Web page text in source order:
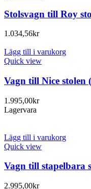
Stolsvagn till Roy
1.034,56kr
Lägg till i varukorg
Quick view
Vagn till Nice stolen
1.995,00kr
Lagervara
Lägg till i varukorg
Quick view
Vagn till stapelbara
2.995,00kr